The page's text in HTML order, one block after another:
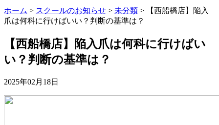
ホーム > スクールのお知らせ > 未分類 >
【西船橋店】陥入
爪は何科に行けばいい？判断の基準は？
【西船橋店】陥入爪は何科に行けばい
い？判断の基準は？
2025年02月18日